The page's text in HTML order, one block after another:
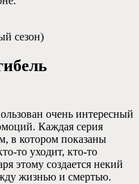
сезон)
очень интересный
Каждая серия
в котором показаны
то уходит, кто-то
этому создается некий
жизнью и смертью.